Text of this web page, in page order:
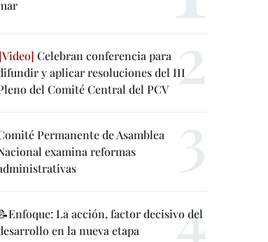
Celebran conferencia para
y aplicar resoluciones del III
del Comité Central del PCV
Permanente de Asamblea
examina reformas
La acción, factor decisivo del
en la nueva etapa